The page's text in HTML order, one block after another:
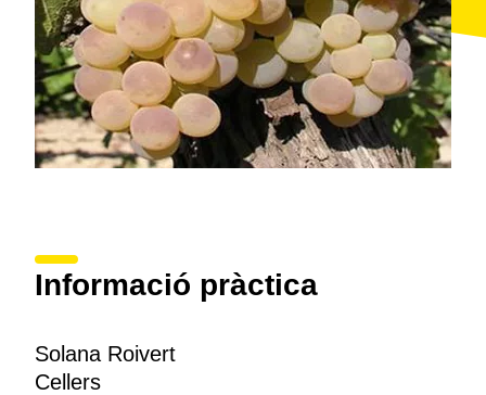
Informació pràctica
Solana Roivert
Cellers